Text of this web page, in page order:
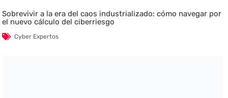
Sobrevivir a la era del caos industrializado: cómo navegar por
el nuevo cálculo del ciberriesgo
Cyber Expertos